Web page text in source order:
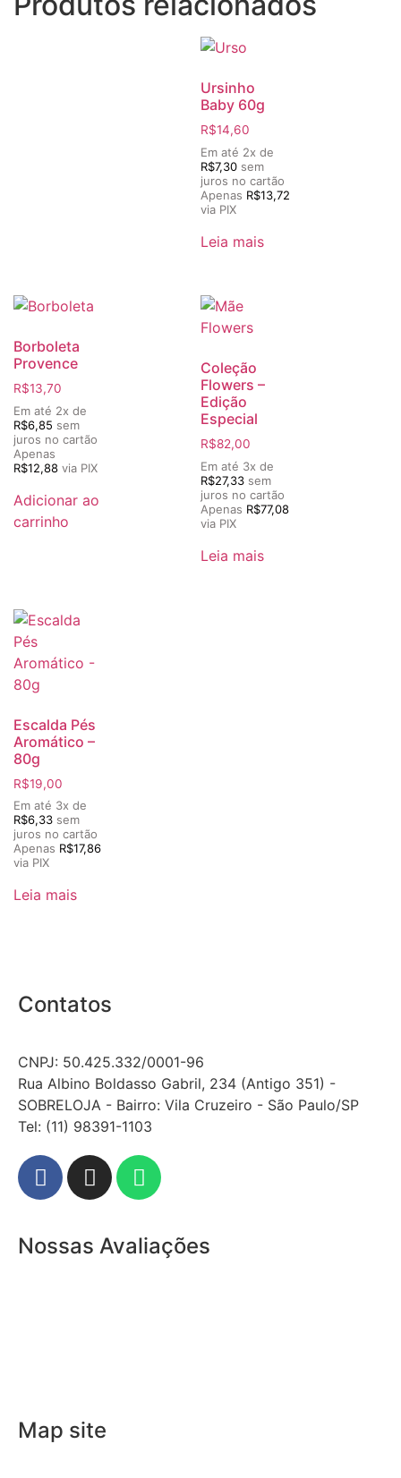
Ursinho
Baby 60g
R$14,60
Em até 2x de
R$7,30 sem
juros no cartão
Apenas R$13,72
via PIX
Leia mais
Borboleta
Provence
R$13,70
Em até 2x de
R$6,85 sem
juros no cartão
Apenas
R$12,88 via PIX
Adicionar ao
carrinho
Coleção
Flowers –
Edição
Especial
R$82,00
Em até 3x de
R$27,33 sem
juros no cartão
Apenas R$77,08
via PIX
Leia mais
Escalda Pés
Aromático –
80g
R$19,00
Em até 3x de
R$6,33 sem
juros no cartão
Apenas R$17,86
via PIX
Leia mais
Contatos
CNPJ: 50.425.332/0001-96
Rua Albino Boldasso Gabril, 234 (Antigo 351) -
SOBRELOJA - Bairro: Vila Cruzeiro - São Paulo/SP
​​​​​​​​​​​​​​​​​​​​Tel: (11) 98391-1103
Nossas Avaliações
Map site